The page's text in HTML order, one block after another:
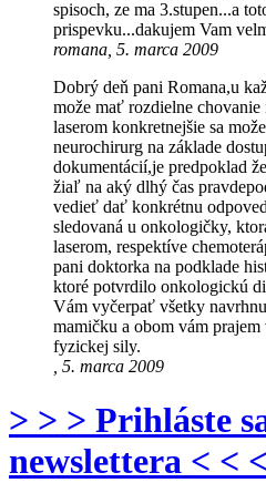
spisoch, ze ma 3.stupen...a
prispevku...dakujem Vam
romana, 5. marca 2009
Dobrý deň pani Romana,u
može mať rozdielne
laserom konkretnejšie sa
neurochirurg na základe
dokumentácií,je predpoklad
žiaľ na aký dlhý čas
vedieť dať konkrétnu
sledovaná u onkologičky,
laserom, respektíve
pani doktorka na podklade
ktoré potvrdilo onkologickú
Vám vyčerpať všetky
mamičku a obom vám
fyzickej sily.
, 5. marca 2009
> > > Prihláste
newslettera < < <